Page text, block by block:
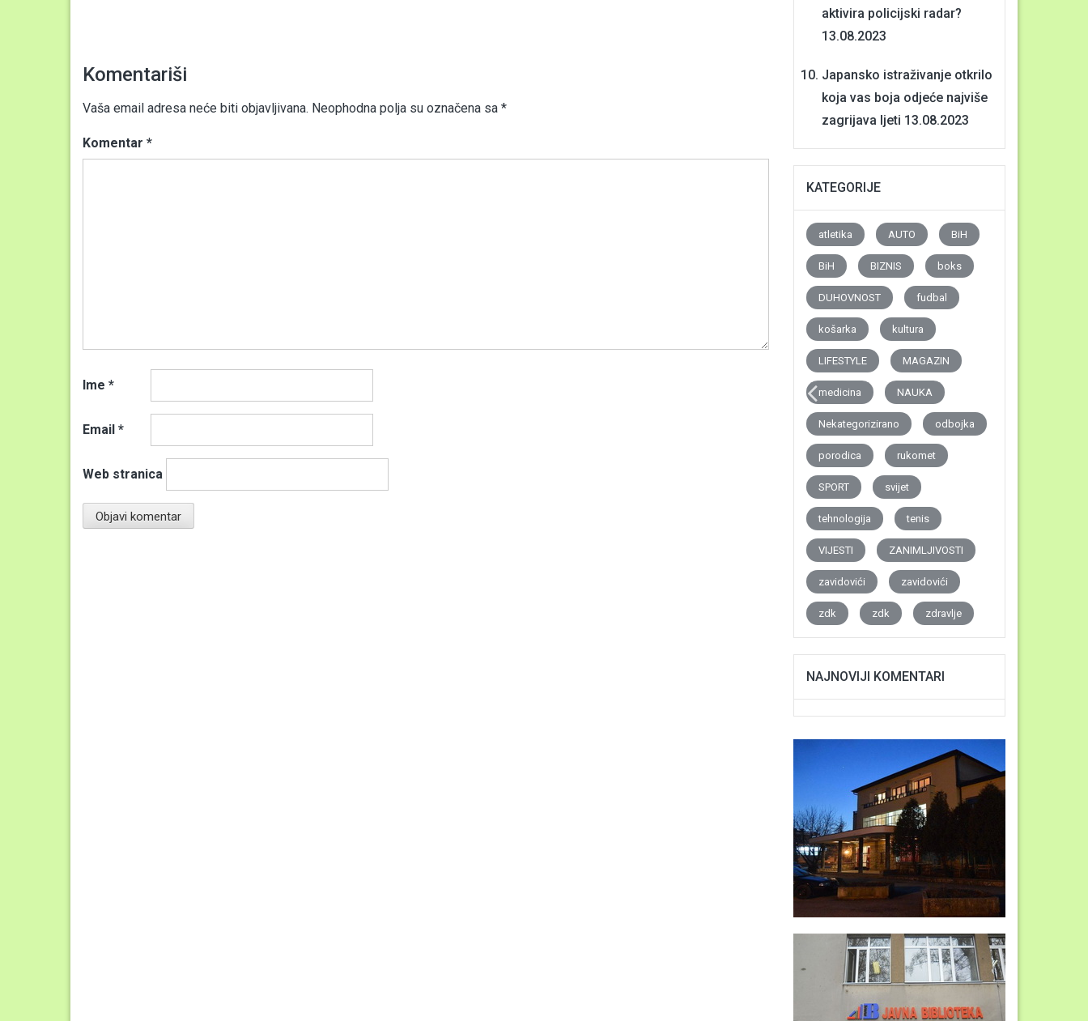
Komentariši
Vaša email adresa neće biti objavljivana. Neophodna polja su označena sa *
Komentar *
Ime *
Email *
Web stranica
aktivira policijski radar?
13.08.2023
Japansko istraživanje otkrilo
koja vas boja odjeće najviše
zagrijava ljeti 13.08.2023
KATEGORIJE
atletika AUTO BiH
BiH BIZNIS boks
DUHOVNOST fudbal
košarka kultura
LIFESTYLE MAGAZIN
medicina NAUKA
Nekategorizirano odbojka
porodica rukomet
SPORT svijet
tehnologija tenis
VIJESTI ZANIMLJIVOSTI
zavidovići zavidovići
zdk zdk zdravlje
NAJNOVIJI KOMENTARI